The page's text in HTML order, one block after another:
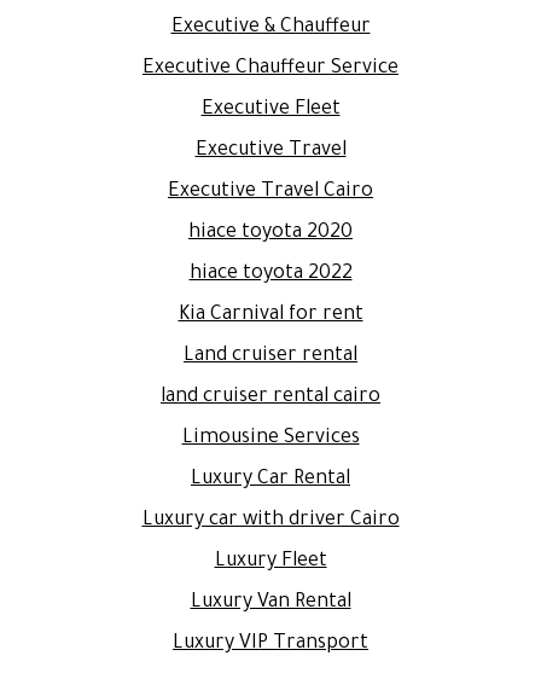
Executive & Chauffeur
Executive Chauffeur Service
Executive Fleet
Executive Travel
Executive Travel Cairo
hiace toyota 2020
hiace toyota 2022
Kia Carnival for rent
Land cruiser rental
land cruiser rental cairo
Limousine Services
Luxury Car Rental
Luxury car with driver Cairo
Luxury Fleet
Luxury Van Rental
Luxury VIP Transport